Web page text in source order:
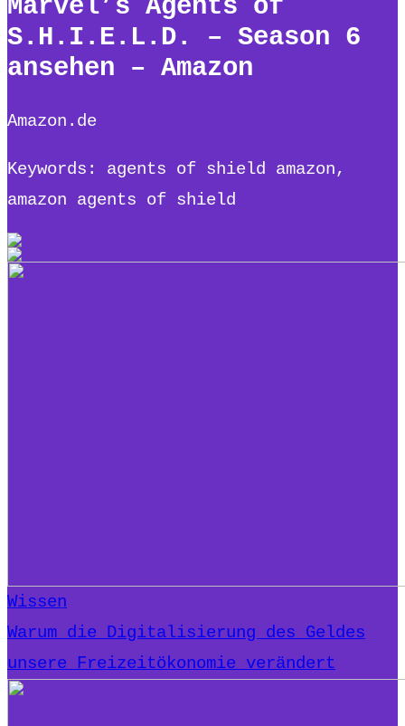
Marvel’s Agents of
S.H.I.E.L.D. – Season 6
ansehen – Amazon
Amazon.de
Keywords: agents of shield amazon,
amazon agents of shield
Wissen
Warum die Digitalisierung des Geldes
unsere Freizeitökonomie verändert